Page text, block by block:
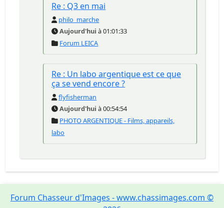
Re : Q3 en mai
philo_marche
Aujourd'hui à 01:01:33
Forum LEICA
Re : Un labo argentique est ce que
ça se vend encore ?
flyfisherman
Aujourd'hui à 00:54:54
PHOTO ARGENTIQUE - Films, appareils,
labo
Forum Chasseur d'Images - www.chassimages.com ©